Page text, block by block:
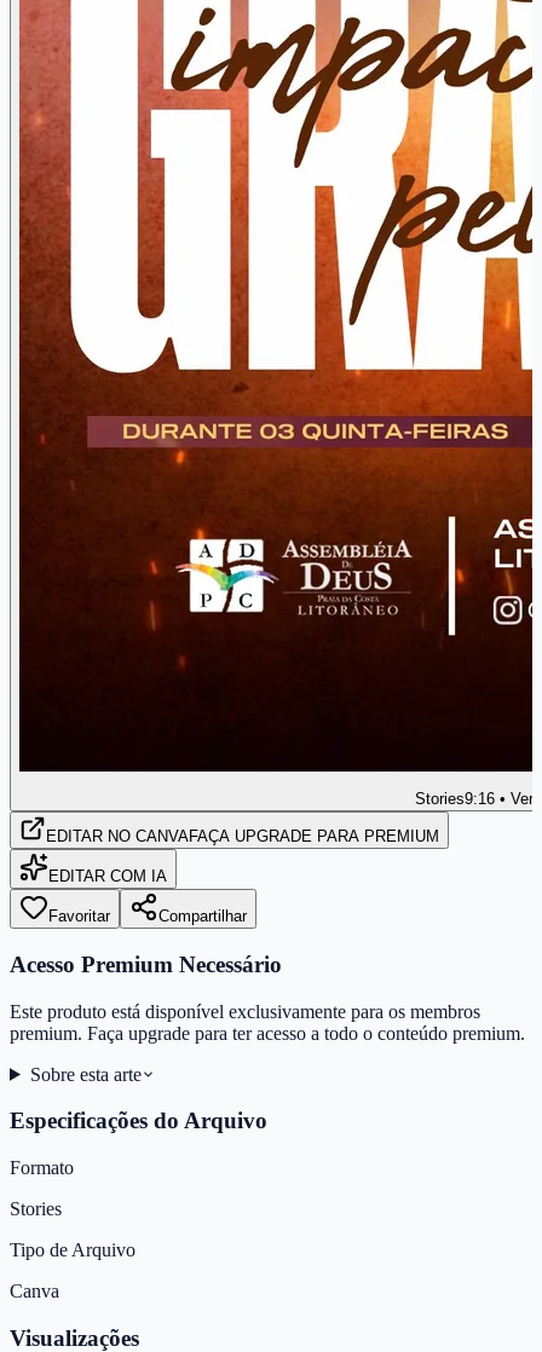
Stories9:16 •
EDITAR NO CANVAFAÇA UPGRADE PARA PREMIUM
EDITAR COM IA
Favoritar Compartilhar
Acesso Premium Necessário
Este produto está disponível exclusivamente para os membros
premium. Faça upgrade para ter acesso a todo o conteúdo premium.
Sobre esta arte
Especificações do Arquivo
Formato
Stories
Tipo de Arquivo
Canva
Visualizações